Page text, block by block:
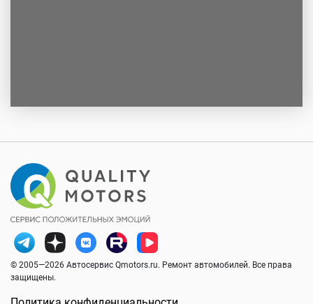
© 2005—2026 Автосервис Qmotors.ru. Ремонт автомобилей. Все права
защищены.